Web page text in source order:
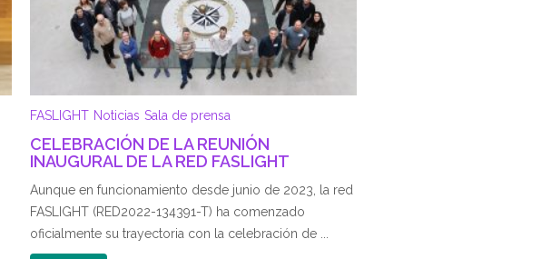
FASLIGHT Noticias Sala de prensa
CELEBRACIÓN DE LA REUNIÓN
INAUGURAL DE LA RED FASLIGHT
Aunque en funcionamiento desde junio de 2023, la red
FASLIGHT (RED2022-134391-T) ha comenzado
oficialmente su trayectoria con la celebración de ...